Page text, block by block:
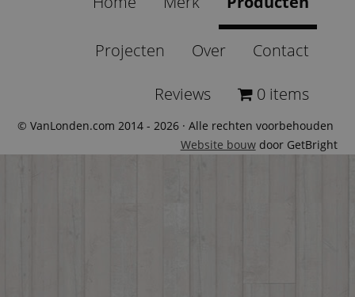
Projecten Over Contact
Reviews 0 items
© VanLonden.com 2014 - 2026 · Alle rechten voorbehouden
Website bouwdoor GetBright